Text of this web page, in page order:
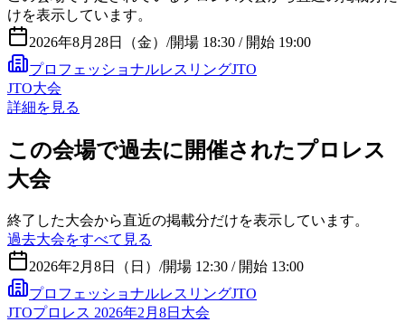
けを表示しています。
2026年8月28日（金） /開場 18:30 / 開始 19:00
プロフェッショナルレスリングJTO
JTO大会
詳細を見る
この会場で過去に開催されたプロレス
大会
終了した大会から直近の掲載分だけを表示しています。
過去大会をすべて見る
2026年2月8日（日） /開場 12:30 / 開始 13:00
プロフェッショナルレスリングJTO
JTOプロレス 2026年2月8日大会